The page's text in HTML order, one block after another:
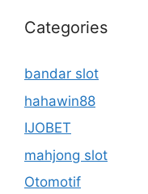
Categories
bandar slot
hahawin88
IJOBET
mahjong slot
Otomotif